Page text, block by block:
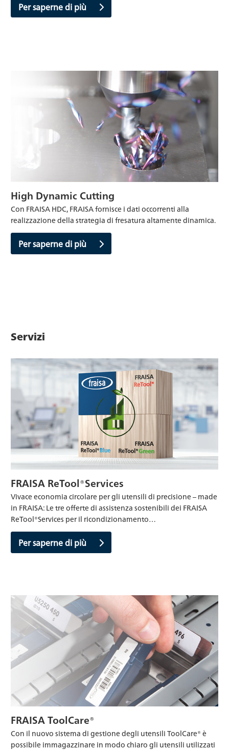
Per saperne di più
High Dynamic Cutting
Con FRAISA HDC, FRAISA fornisce i dati occorrenti alla
realizzazione della strategia di fresatura altamente dinamica.
Per saperne di più
Servizi
FRAISA ReTool®Services
Vivace economia circolare per gli utensili di precisione – made
in FRAISA: Le tre offerte di assistenza sostenibili dei FRAISA
ReTool®Services per il ricondizionamento…
Per saperne di più
FRAISA ToolCare®
Con il nuovo sistema di gestione degli utensili ToolCare® è
possibile immagazzinare in modo chiaro gli utensili utilizzati